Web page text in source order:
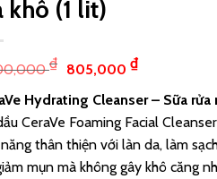
khô (1 lit)
₫ 805,000 ₫
Hydrating Cleanser – Sữa
CeraVe Foaming Facial
thân thiện với làn da, làm
mụn mà không gây khô căng